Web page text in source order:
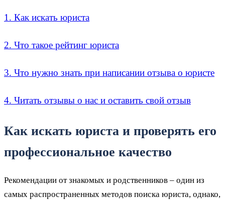
1. Как искать юриста
2. Что такое рейтинг юриста
3. Что нужно знать при написании отзыва о юристе
4. Читать отзывы о нас и оставить свой отзыв
Как искать юриста и проверять его
профессиональное качество
Рекомендации от знакомых и родственников – один из
самых распространенных методов поиска юриста, однако,